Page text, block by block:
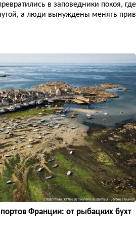
в заповедники покоя, где
а люди вынуждены менять прив
Франции: от рыбацких бухт